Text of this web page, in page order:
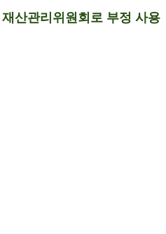
산관리위원회로 부정 사용